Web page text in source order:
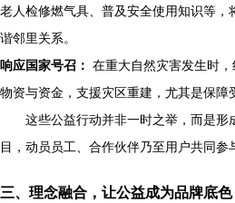
老人检修燃气具、普及安全使用知识等，
谐邻里关系。
响应国家号召： 在重大自然灾害发生时
物资与资金，支援灾区重建，尤其是保障
这些公益行动并非一时之举，而是形
目，动员员工、合作伙伴乃至用户共同参
三、理念融合，让公益成为品牌底色